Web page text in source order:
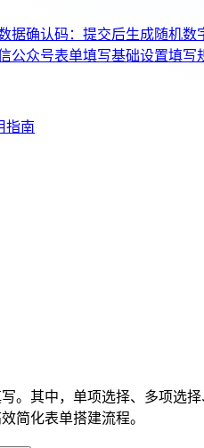
据确认码：提交后生成随机数
公众号表单填写基础设置填写
指南
。其中，单项选择、多项选
简化表单搭建流程。